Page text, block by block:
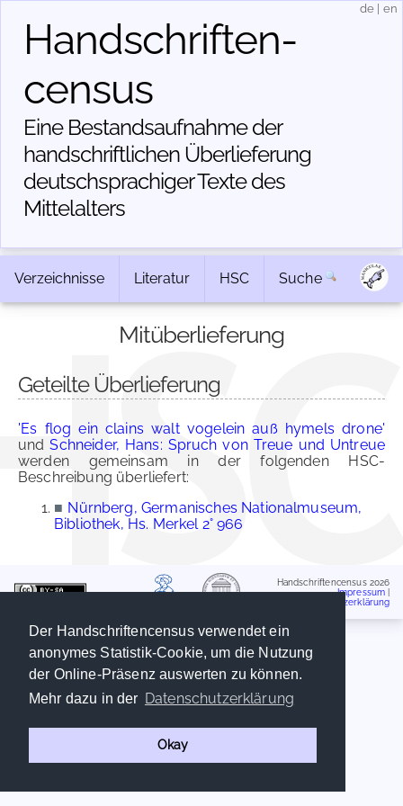
Der Handschriftencensus verwendet ein
anonymes Statistik-Cookie, um die Nutzung
der Online-Präsenz auswerten zu können.
Mehr dazu in der Datenschutzerklärung
Okay
Handschriften­
census
Eine Bestandsaufnahme der
handschriftlichen Über­lieferung
deutschsprachiger Texte des
Mittelalters
de en
Verzeichnisse Literatur HSC Suche
Mitüberlieferung
Geteilte Überlieferung
'Es flog ein clains walt vogelein auß hymels drone'
undSchneider, Hans: Spruch von Treue und Untreue
werden gemeinsam in der folgenden HSC-
Beschreibung überliefert:
■ Nürnberg, Germanisches Nationalmuseum,
Bibliothek, Hs. Merkel 2° 966
Handschriftencensus 2026
Impressum
Datenschutzerklärung